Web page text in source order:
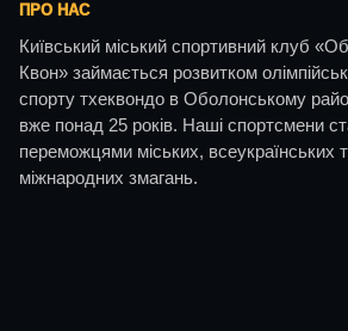
ПРО НАС
Київський міський спортивний клуб
Квон» займається розвитком
спорту тхеквондо в Оболонському
вже понад 25 років. Наші спортсмени
переможцями міських, всеукраїнських
міжнародних змагань.